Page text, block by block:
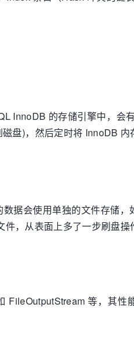
InnoDB 的存储引擎中，会
盘)，然后定时将 InnoDB 内
据会使用单独的文件存储，
，从表面上多了一步刷盘操
等，其性